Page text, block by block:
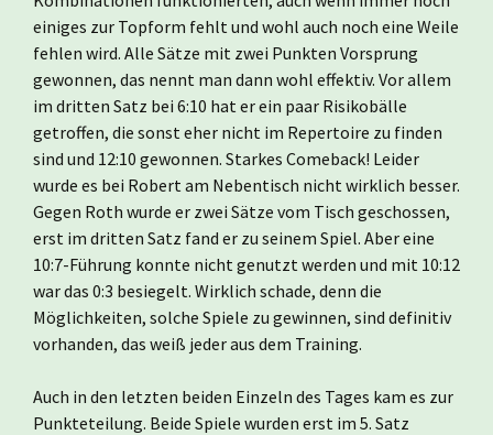
einiges zur Topform fehlt und wohl auch noch eine Weile
fehlen wird. Alle Sätze mit zwei Punkten Vorsprung
gewonnen, das nennt man dann wohl effektiv. Vor allem
im dritten Satz bei 6:10 hat er ein paar Risikobälle
getroffen, die sonst eher nicht im Repertoire zu finden
sind und 12:10 gewonnen. Starkes Comeback! Leider
wurde es bei Robert am Nebentisch nicht wirklich besser.
Gegen Roth wurde er zwei Sätze vom Tisch geschossen,
erst im dritten Satz fand er zu seinem Spiel. Aber eine
10:7-Führung konnte nicht genutzt werden und mit 10:12
war das 0:3 besiegelt. Wirklich schade, denn die
Möglichkeiten, solche Spiele zu gewinnen, sind definitiv
vorhanden, das weiß jeder aus dem Training.
Auch in den letzten beiden Einzeln des Tages kam es zur
Punkteteilung. Beide Spiele wurden erst im 5. Satz